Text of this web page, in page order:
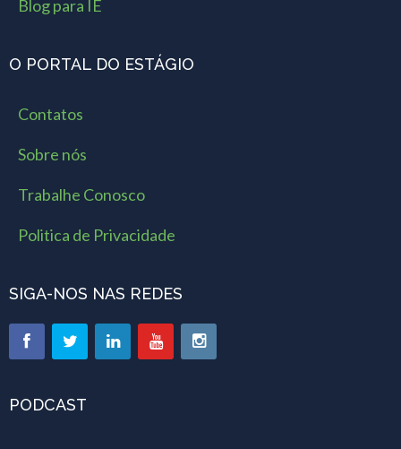
Blog para IE
O PORTAL DO ESTÁGIO
Contatos
Sobre nós
Trabalhe Conosco
Politica de Privacidade
SIGA-NOS NAS REDES
PODCAST